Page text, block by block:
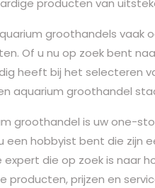
producten van
groothandels vaak
Of u nu op zoek bent
heeft bij het selecteren
aquarium groothandel
groothandel is uw one-
een hobbyist bent die zijn
die op zoek is naar
producten, prijzen en